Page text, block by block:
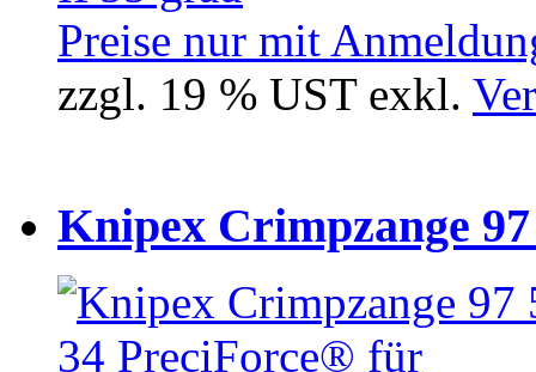
Preise nur mit
zzgl. 19 % UST exkl.
Knipex Crimpzange 97